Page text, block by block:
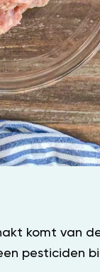
komt van
pesticiden